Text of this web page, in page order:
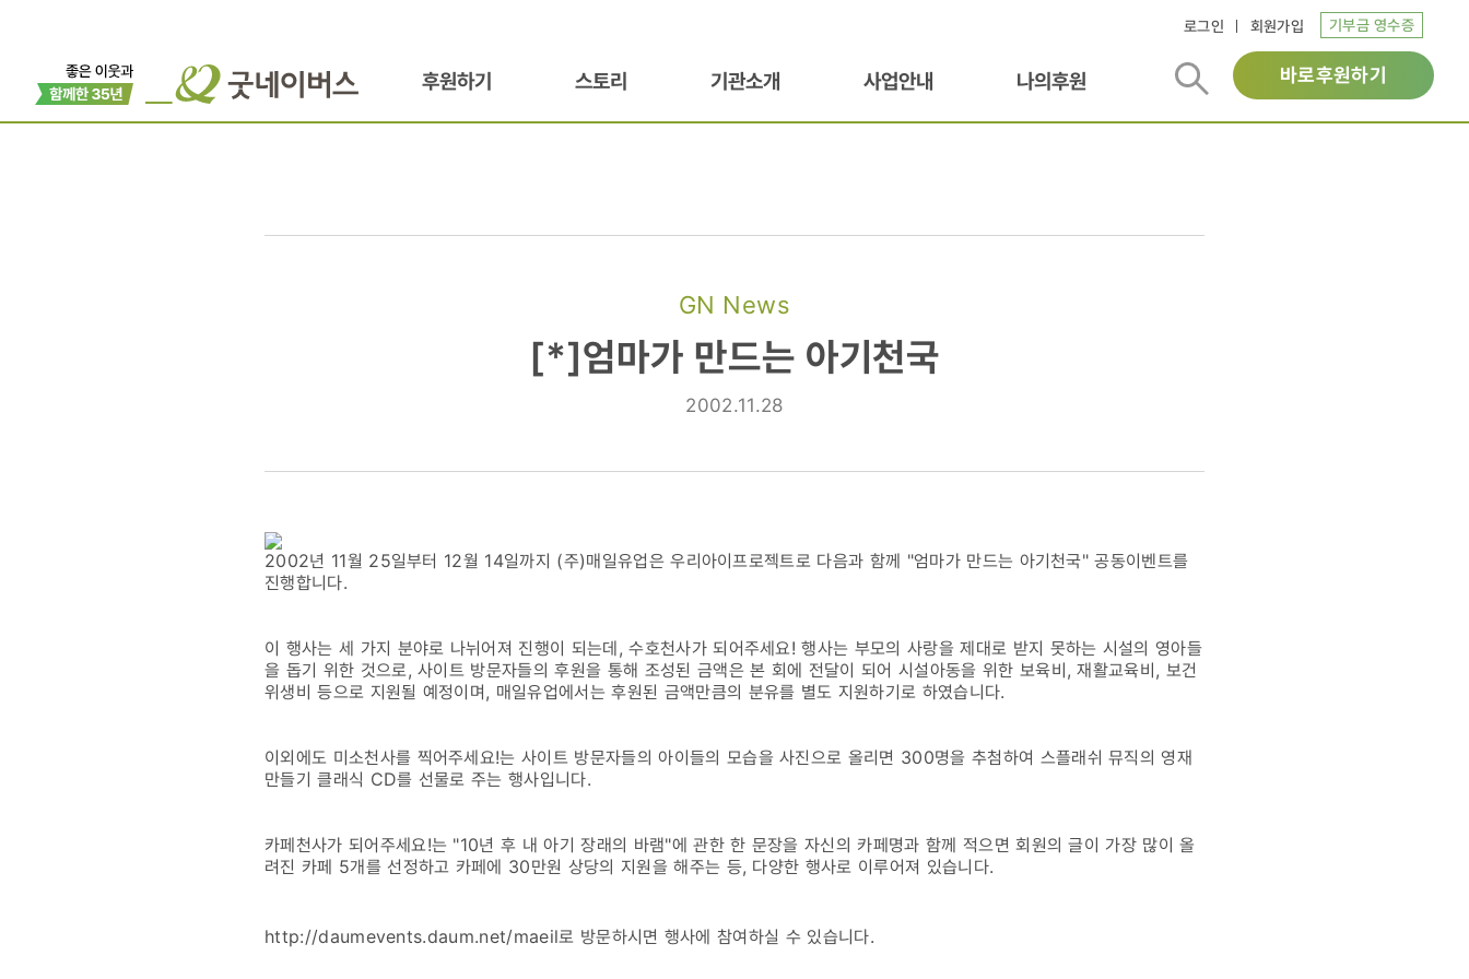
로그인 회원가입 기부금 영수증
후원하기 스토리 기관소개 사업안내 나의후원 바로후원하기
GN News
만드는
[*]엄마가 만드는 아기천국
2002.11.28
2002년 11월 25일부터 12월 14일까지 (주)매일유업은 우리아이프로젝트로 다음과 함께 "엄마가 만드는 아기천국" 공동이벤트를
진행합니다.
이 행사는 세 가지 분야로 나뉘어져 진행이 되는데, 수호천사가 되어주세요! 행사는 부모의 사랑을 제대로 받지 못하는 시설의 영아들
을 돕기 위한 것으로, 사이트 방문자들의 후원을 통해 조성된 금액은 본 회에 전달이 되어 시설아동을 위한 보육비, 재활교육비, 보건
위생비 등으로 지원될 예정이며, 매일유업에서는 후원된 금액만큼의 분유를 별도 지원하기로 하였습니다.
이외에도 미소천사를 찍어주세요!는 사이트 방문자들의 아이들의 모습을 사진으로 올리면 300명을 추첨하여 스플래쉬 뮤직의 영재
만들기 클래식 CD를 선물로 주는 행사입니다.
카페천사가 되어주세요!는 "10년 후 내 아기 장래의 바램"에 관한 한 문장을 자신의 카페명과 함께 적으면 회원의 글이 가장 많이 올
려진 카페 5개를 선정하고 카페에 30만원 상당의 지원을 해주는 등, 다양한 행사로 이루어져 있습니다.
http://daumevents.daum.net/maeil로 방문하시면 행사에 참여하실 수 있습니다.